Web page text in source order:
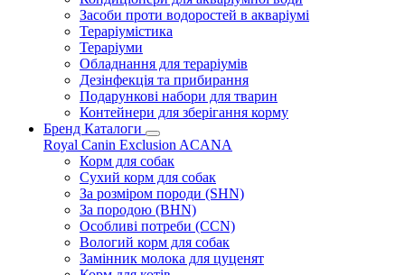
Засоби проти водоростей в акваріумі
Тераріумістика
Тераріуми
Обладнання для тераріумів
Дезінфекція та прибирання
Подарункові набори для тварин
Контейнери для зберігання корму
Бренд Каталоги
Royal Canin Exclusion ACANA
Корм для собак
Сухий корм для собак
За розміром породи (SHN)
За породою (BHN)
Особливі потреби (CCN)
Вологий корм для собак
Замінник молока для цуценят